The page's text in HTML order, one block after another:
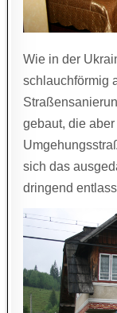
Wie in der
schlauchförmig
gebaut, die
sich das
dringend